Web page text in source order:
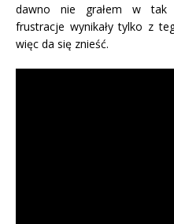
dawno nie grałem w tak
frustracje wynikały tylko z
więc da się znieść.